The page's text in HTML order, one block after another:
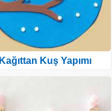
Kağıttan Kuş Yapımı